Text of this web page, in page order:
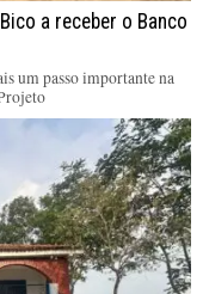
a receber o Banco
um passo importante na